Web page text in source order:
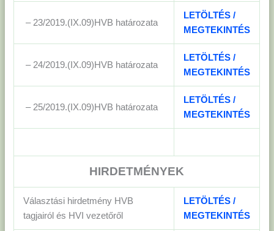
– 23/2019.(IX.09)HVB határozata
LETÖLTÉS /
MEGTEKINTÉS
– 24/2019.(IX.09)HVB határozata
LETÖLTÉS /
MEGTEKINTÉS
– 25/2019.(IX.09)HVB határozata
LETÖLTÉS /
MEGTEKINTÉS
HIRDETMÉNYEK
Választási hirdetmény HVB
tagjairól és HVI vezetőről
LETÖLTÉS /
MEGTEKINTÉS